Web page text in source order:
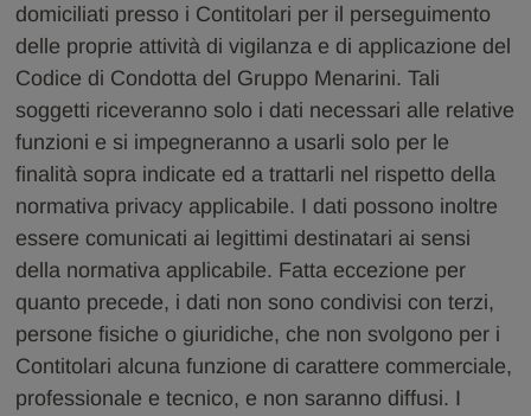
domiciliati presso i Contitolari per il perseguimento
delle proprie attività di vigilanza e di applicazione del
Codice di Condotta del Gruppo Menarini. Tali
soggetti riceveranno solo i dati necessari alle relative
funzioni e si impegneranno a usarli solo per le
finalità sopra indicate ed a trattarli nel rispetto della
normativa privacy applicabile. I dati possono inoltre
essere comunicati ai legittimi destinatari ai sensi
della normativa applicabile. Fatta eccezione per
quanto precede, i dati non sono condivisi con terzi,
persone fisiche o giuridiche, che non svolgono per i
Contitolari alcuna funzione di carattere commerciale,
professionale e tecnico, e non saranno diffusi. I